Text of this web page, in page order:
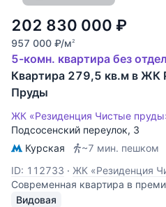
202 830 000 ₽
957 000 ₽/м2
5-комн. квартира без
Квартира 279,5 кв.м в ЖК
Пруды
ЖК «Резиденция Чистые
Подсосенский переулок, 3
Курская
~7 мин. пешком
ID: 112733 · ЖК «Резиденция
Современная квартира в
Возможно распланировать:
Видовая